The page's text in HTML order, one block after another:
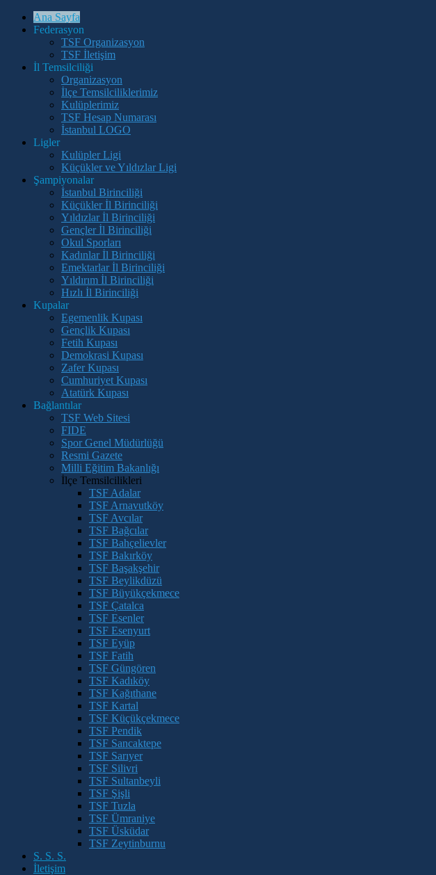
Ana Sayfa
Federasyon
TSF Organizasyon
TSF İletişim
İl Temsilciliği
Organizasyon
İlçe Temsilciliklerimiz
Kulüplerimiz
TSF Hesap Numarası
İstanbul LOGO
Ligler
Kulüpler Ligi
Küçükler ve Yıldızlar Ligi
Şampiyonalar
İstanbul Birinciliği
Küçükler İl Birinciliği
Yıldızlar İl Birinciliği
Gençler İl Birinciliği
Okul Sporları
Kadınlar İl Birinciliği
Emektarlar İl Birinciliği
Yıldırım İl Birinciliği
Hızlı İl Birinciliği
Kupalar
Egemenlik Kupası
Gençlik Kupası
Fetih Kupası
Demokrasi Kupası
Zafer Kupası
Cumhuriyet Kupası
Atatürk Kupası
Bağlantılar
TSF Web Sitesi
FIDE
Spor Genel Müdürlüğü
Resmi Gazete
Milli Eğitim Bakanlığı
İlçe Temsilcilikleri
TSF Adalar
TSF Arnavutköy
TSF Avcılar
TSF Bağcılar
TSF Bahçelievler
TSF Bakırköy
TSF Başakşehir
TSF Beylikdüzü
TSF Büyükçekmece
TSF Çatalca
TSF Esenler
TSF Esenyurt
TSF Eyüp
TSF Fatih
TSF Güngören
TSF Kadıköy
TSF Kağıthane
TSF Kartal
TSF Küçükçekmece
TSF Pendik
TSF Sancaktepe
TSF Sarıyer
TSF Silivri
TSF Sultanbeyli
TSF Şişli
TSF Tuzla
TSF Ümraniye
TSF Üsküdar
TSF Zeytinburnu
S. S. S.
İletişim